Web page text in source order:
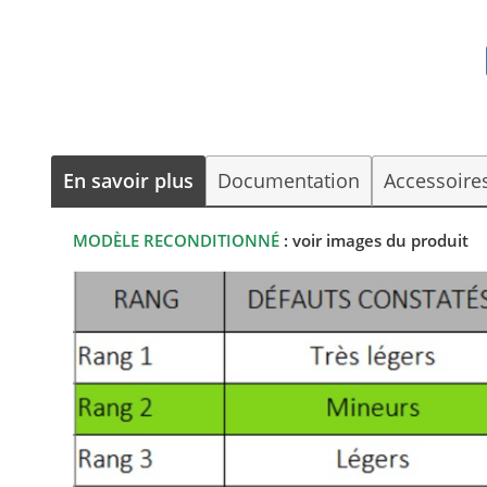
En savoir plus Documentation
MODÈLE RECONDITIONNÉ : voir images du produit